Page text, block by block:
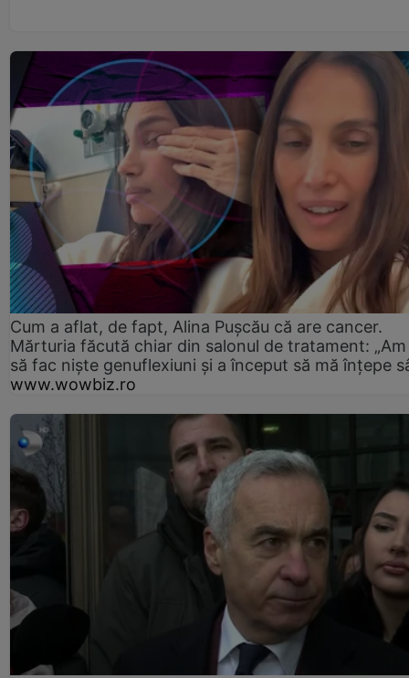
Cum a aflat, de fapt, Alina Pușcău că are cancer.
Mărturia făcută chiar din salonul de tratament:
să fac niște genuflexiuni și a început să mă înțepe
www.wowbiz.ro